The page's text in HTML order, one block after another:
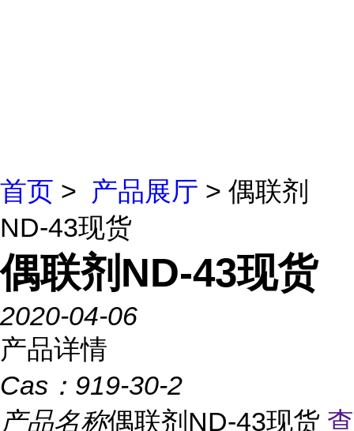
首页 > 产品展厅 > 偶联剂
ND-43现货
偶联剂ND-43现货
2020-04-06
产品详情
Cas： 919-30-2
产品名称偶联剂ND-43现货 查